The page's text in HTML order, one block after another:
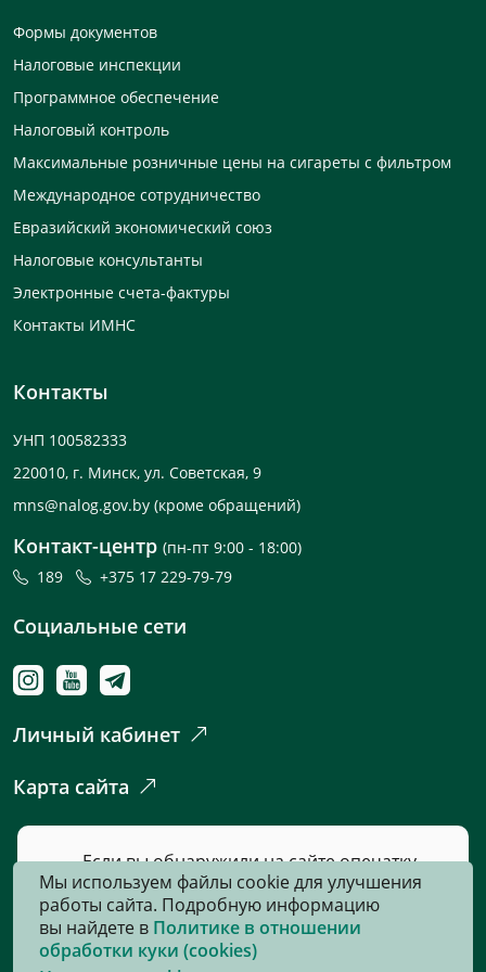
Формы документов
Налоговые инспекции
Программное обеспечение
Налоговый контроль
Максимальные розничные цены на сигареты с фильтром
Международное сотрудничество
Евразийский экономический союз
Налоговые консультанты
Электронные счета-фактуры
Контакты ИМНС
Контакты
УНП 100582333
220010, г. Минск, ул. Советская, 9
mns@nalog.gov.by (кроме обращений)
Контакт-центр (пн-пт 9:00 - 18:00)
189
+375 17 229-79-79
Социальные сети
Личный кабинет
Карта сайта
Если вы обнаружили на сайте опечатку
или неточность, пожалуйста, нажмите
сюдаи сообщите нам об этом.
Мы используем файлы cookie для улучшения
работы сайта. Подробную информацию
вы найдете в Политике в отношении
обработки куки (cookies)